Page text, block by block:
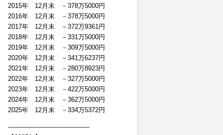
2015年 12月末 －378万5000円
2016年 12月末 －378万5000円
2017年 12月末 －372万9361円
2018年 12月末 －331万5000円
2019年 12月末 －309万5000円
2020年 12月末 －341万6237円
2021年 12月末 －280万8923円
2022年 12月末 －327万5000円
2023年 12月末 －422万5000円
2024年 12月末 －362万5000円
2025年 12月末 －334万5372円
-----------------------------------------